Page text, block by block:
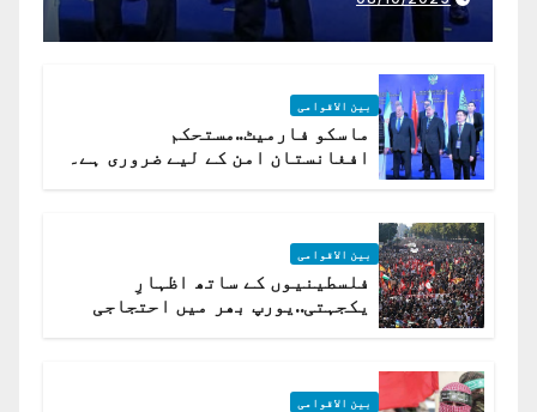
بین الاقوامی
ماسکو فارمیٹ..مستحکم
افغانستان امن کے لیے ضروری ہے۔
بین الاقوامی
فلسطینیوں کے ساتھ اظہارِ
یکجہتی..یورپ بھر میں احتجاجی
بین الاقوامی